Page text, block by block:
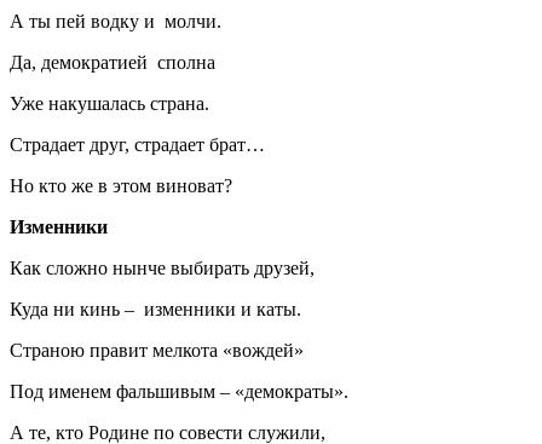
А ты пей водку и молчи.
Да, демократией сполна
Уже накушалась страна.
Страдает друг, страдает брат…
Но кто же в этом виноват?
Изменники
Как сложно нынче выбирать друзей,
Куда ни кинь – изменники и каты.
Страною правит мелкота «вождей»
Под именем фальшивым – «демократы».
А те, кто Родине по совести служили,